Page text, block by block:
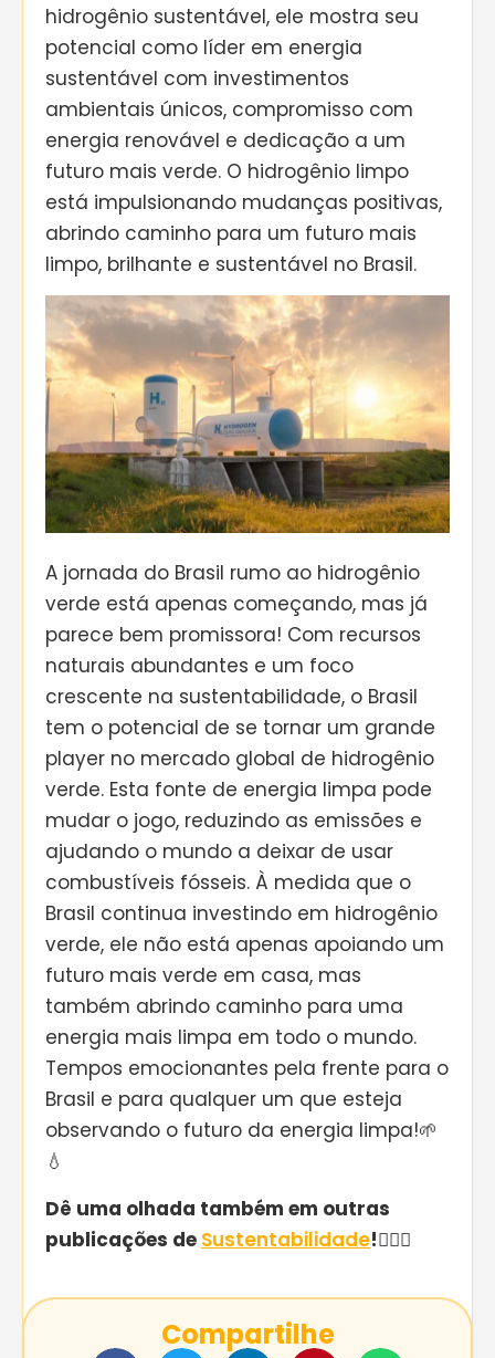
hidrogênio sustentável, ele mostra seu
potencial como líder em energia
sustentável com investimentos
ambientais únicos, compromisso com
energia renovável e dedicação a um
futuro mais verde. O hidrogênio limpo
está impulsionando mudanças positivas,
abrindo caminho para um futuro mais
limpo, brilhante e sustentável no Brasil.
A jornada do Brasil rumo ao hidrogênio
verde está apenas começando, mas já
parece bem promissora! Com recursos
naturais abundantes e um foco
crescente na sustentabilidade, o Brasil
tem o potencial de se tornar um grande
player no mercado global de hidrogênio
verde. Esta fonte de energia limpa pode
mudar o jogo, reduzindo as emissões e
ajudando o mundo a deixar de usar
combustíveis fósseis. À medida que o
Brasil continua investindo em hidrogênio
verde, ele não está apenas apoiando um
futuro mais verde em casa, mas
também abrindo caminho para uma
energia mais limpa em todo o mundo.
Tempos emocionantes pela frente para o
Brasil e para qualquer um que esteja
observando o futuro da energia limpa!🌱
💧
Dê uma olhada também em outras
publicações de Sustentabilidade!👇🏻😆
Compartilhe